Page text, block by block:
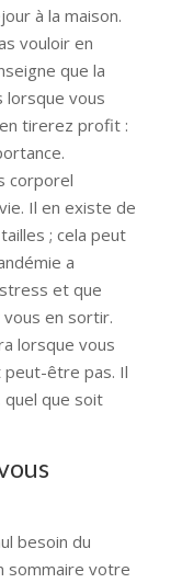
à la maison.
vouloir en
que la
lorsque vous
tirerez profit :
corporel
Il en existe de
; cela peut
a
et que
en sortir.
lorsque vous
peut-être pas. Il
que soit
besoin du
sommaire votre